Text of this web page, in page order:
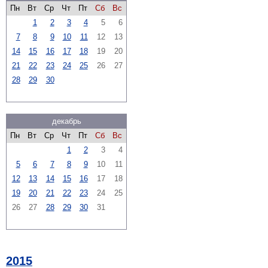
Пн
Вт Ср Чт Пт Сб
Вс
1
2 3 4 5
6
7
8 9 10 11 12
13
14
15 16 17 18 19
20
21
22 23 24 25 26
27
28
29 30
декабрь
Пн
Вт Ср Чт Пт Сб
Вс
1
2 3
4
5
6 7 8 9 10
11
12
13 14 15 16 17
18
19
20 21 22 23 24
25
26
27 28 29 30 31
2015